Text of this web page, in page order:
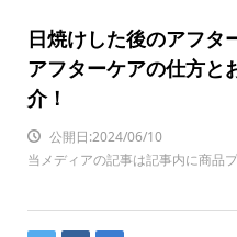
日焼けした後のアフタ
アフターケアの仕方と
介！
公開日:2024/06/10
当メディアの記事は記事内に商品